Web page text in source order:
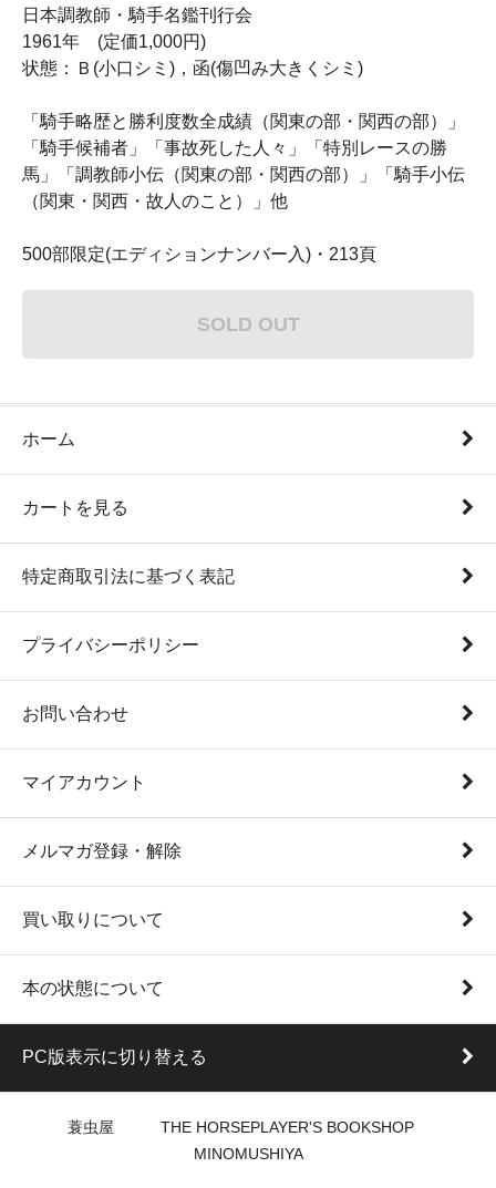
日本調教師・騎手名鑑刊行会
1961年 (定価1,000円)
状態：Ｂ(小口シミ)，函(傷凹み大きくシミ)
「騎手略歴と勝利度数全成績（関東の部・関西の部）」
「騎手候補者」「事故死した人々」「特別レースの勝
馬」「調教師小伝（関東の部・関西の部）」「騎手小伝
（関東・関西・故人のこと）」他
500部限定(エディションナンバー入)・213頁
SOLD OUT
ホーム
カートを見る
特定商取引法に基づく表記
プライバシーポリシー
お問い合わせ
マイアカウント
メルマガ登録・解除
買い取りについて
本の状態について
PC版表示に切り替える
蓑虫屋 THE HORSEPLAYER'S BOOKSHOP
MINOMUSHIYA